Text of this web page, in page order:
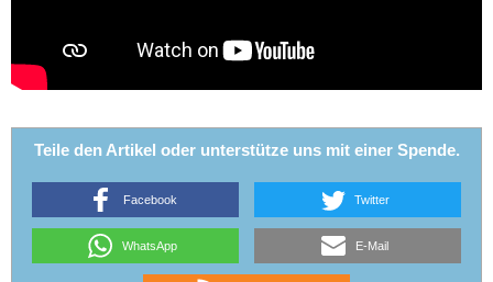
Teile den Artikel oder unterstütze uns mit einer Spende.
Facebook Twitter
WhatsApp E-Mail